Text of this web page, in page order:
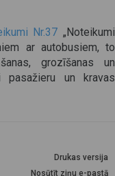
Nr.37 „Noteikumi
ar autobusiem, to
grozīšanas un
pasažieru un kravas
Drukas versija
Nosūtīt ziņu e-pastā